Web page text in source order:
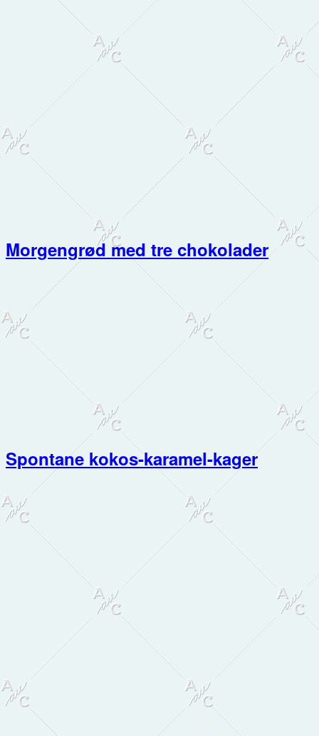
Morgengrød med tre chokolader
Spontane kokos-karamel-kager